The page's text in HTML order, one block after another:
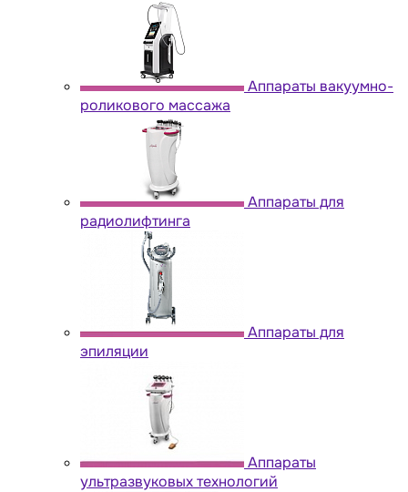
Аппараты вакуумно-
роликового массажа
Аппараты для
радиолифтинга
Аппараты для
эпиляции
Аппараты
ультразвуковых технологий